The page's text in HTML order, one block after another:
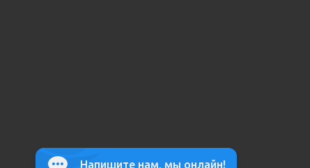
Напишите нам, мы онлайн!